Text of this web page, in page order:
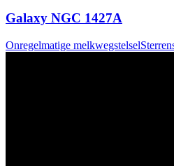
Galaxy NGC 1427A
Onregelmatige melkwegstelsel